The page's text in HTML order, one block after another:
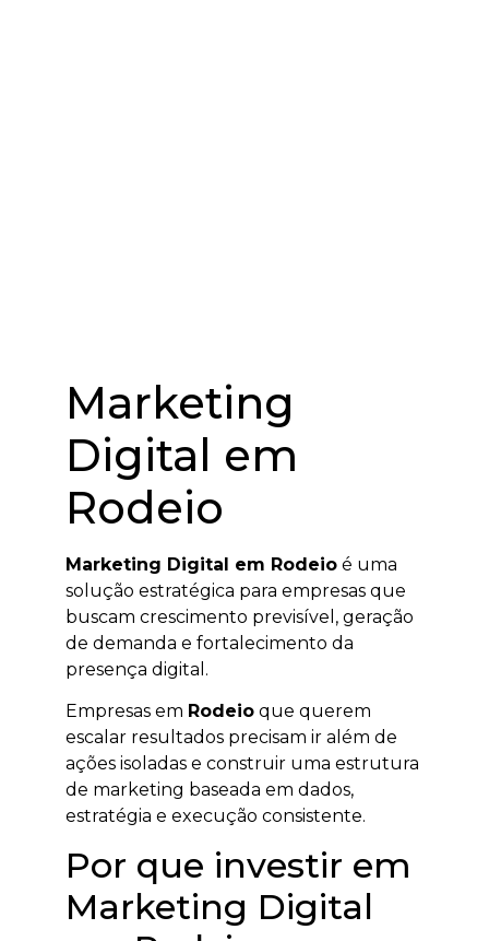
Marketing
Digital em
Rodeio
Marketing Digital em Rodeio é uma
solução estratégica para empresas que
buscam crescimento previsível, geração
de demanda e fortalecimento da
presença digital.
Empresas em Rodeio que querem
escalar resultados precisam ir além de
ações isoladas e construir uma estrutura
de marketing baseada em dados,
estratégia e execução consistente.
Por que investir em
Marketing Digital